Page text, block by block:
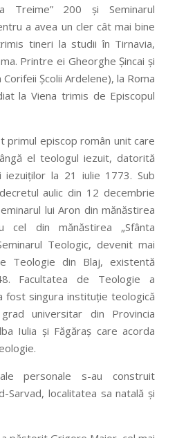
Treime” 200 şi Seminarul
a avea un cler cât mai bine
tineri la studii în Tirnavia,
Printre ei Gheorghe Şincai şi
Şcolii Ardelene), la Roma
la Viena trimis de Episcopul
primul episcop român unit care
el teologul iezuit, datorită
iezuiţilor la 21 iulie 1773. Sub
aulic din 12 decembrie
lui Aron din mănăstirea
cel din mănăstirea „Sfânta
Teologic, devenit mai
Teologie din Blaj, existentă
Facultatea de Teologie a
fost singura instituţie teologică
universitar din Provincia
Iulia şi Făgăraş care acorda
personale s-au construit
Sarvad, localitatea sa natală şi